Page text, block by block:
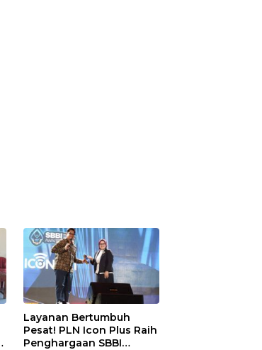
Layanan Bertumbuh
Pesat! PLN Icon Plus Raih
Penghargaan SBBI